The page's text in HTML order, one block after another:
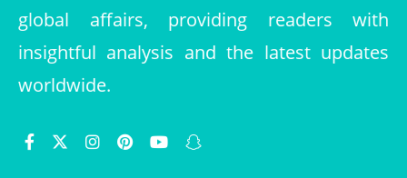
global affairs, providing readers with
insightful analysis and the latest updates
worldwide.